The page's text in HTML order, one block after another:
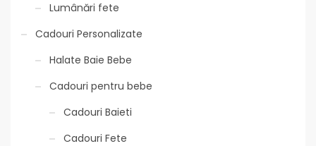
Lumânări fete
Cadouri Personalizate
Halate Baie Bebe
Cadouri pentru bebe
Cadouri Baieti
Cadouri Fete